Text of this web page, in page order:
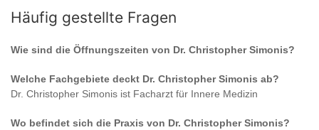
Häufig gestellte Fragen
Wie sind die Öffnungszeiten von Dr. Christopher Simonis?
Welche Fachgebiete deckt Dr. Christopher Simonis ab?
Dr. Christopher Simonis ist Facharzt für Innere Medizin
Wo befindet sich die Praxis von Dr. Christopher Simonis?